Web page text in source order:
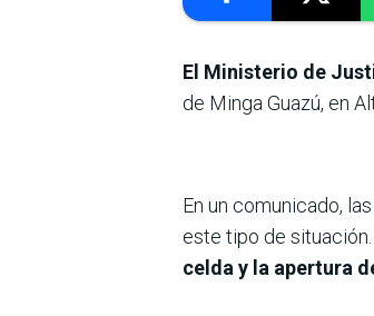
El Ministerio de
de Minga Guazú, en
En un comunicado,
este tipo de situación.
celda y la apertura